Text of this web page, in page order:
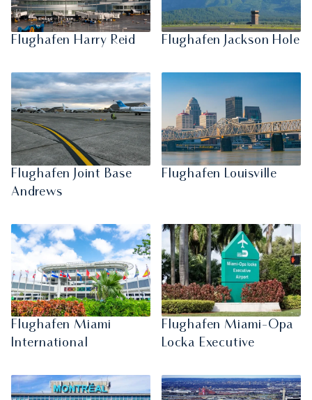
Flughafen Harry Reid Flughafen Jackson Hole
Flughafen Joint Base
Andrews
Flughafen Louisville
Flughafen Miami
International
Flughafen Miami-Opa
Locka Executive